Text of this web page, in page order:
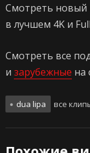
Смотреть новый
в лучшем 4K и
Смотреть все
и зарубежные на
dua lipa все